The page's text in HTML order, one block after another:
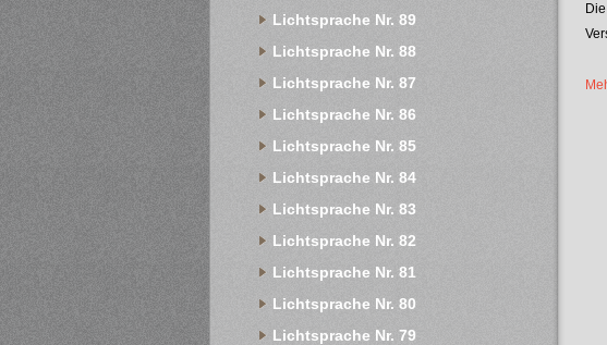
Lichtsprache Nr. 89
Lichtsprache Nr. 88
Lichtsprache Nr. 87
Lichtsprache Nr. 86
Lichtsprache Nr. 85
Lichtsprache Nr. 84
Lichtsprache Nr. 83
Lichtsprache Nr. 82
Lichtsprache Nr. 81
Lichtsprache Nr. 80
Lichtsprache Nr. 79